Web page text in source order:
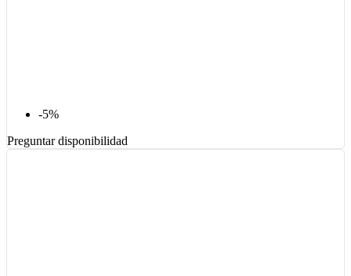
-5%
Preguntar disponibilidad